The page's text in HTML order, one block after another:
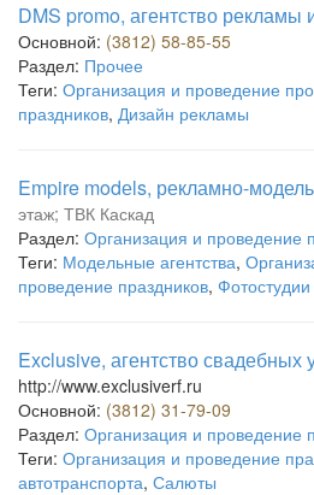
DMS promo, агентство рекламы
Основной: (3812) 58-85-55
Раздел: Прочее
Теги: Организация и проведение
праздников, Дизайн рекламы
Empire modеls, рекламно-
этаж; ТВК Каскад
Раздел: Организация и проведение
Теги: Модельные агентства,
проведение праздников, Фотостудии
Exclusive, агентство свадебных
http://www.exclusiverf.ru
Основной: (3812) 31-79-09
Раздел: Организация и проведение
Теги: Организация и проведение
автотранспорта, Салюты